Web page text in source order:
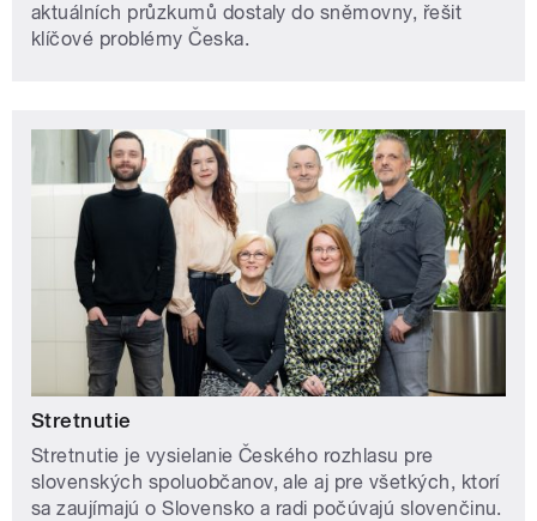
aktuálních průzkumů dostaly do sněmovny, řešit
klíčové problémy Česka.
Stretnutie
Stretnutie je vysielanie Českého rozhlasu pre
slovenských spoluobčanov, ale aj pre všetkých, ktorí
sa zaujímajú o Slovensko a radi počúvajú slovenčinu.